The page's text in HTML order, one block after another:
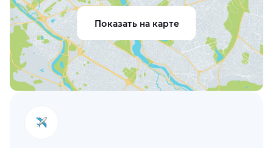
Показать на карте